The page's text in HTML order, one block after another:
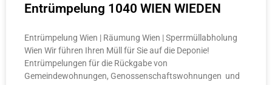
Entrümpelung 1040 WIEN WIEDEN
Entrümpelung Wien | Räumung Wien | Sperrmüllabholung
Wien Wir führen Ihren Müll für Sie auf die Deponie!
Entrümpelungen für die Rückgabe von
Gemeindewohnungen, Genossenschaftswohnungen und